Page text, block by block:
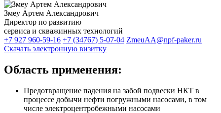
Змеу Артем Александрович
Директор по развитию
сервиса и скважинных технологий
+7 927 960-59-16 +7 (34767) 5-07-04 ZmeuAA@npf-paker.ru
Скачать электронную визитку
Область применения:
Предотвращение падения на забой подвески НКТ в
процессе добычи нефти погружными насосами, в том
числе электроцентробежными насосами